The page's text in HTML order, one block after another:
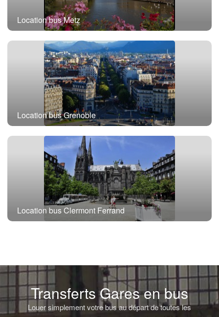
Location bus Metz
Location bus Grenoble
Location bus Clermont Ferrand
Transferts Gares en bus
Louer simplement votre bus au départ de toutes les